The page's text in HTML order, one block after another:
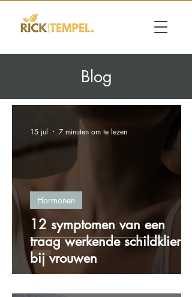
Blog
12 symptomen van een
traag werkende schildklier
bij vrouwen
Hormonen
15 jul 7 minuten om te lezen